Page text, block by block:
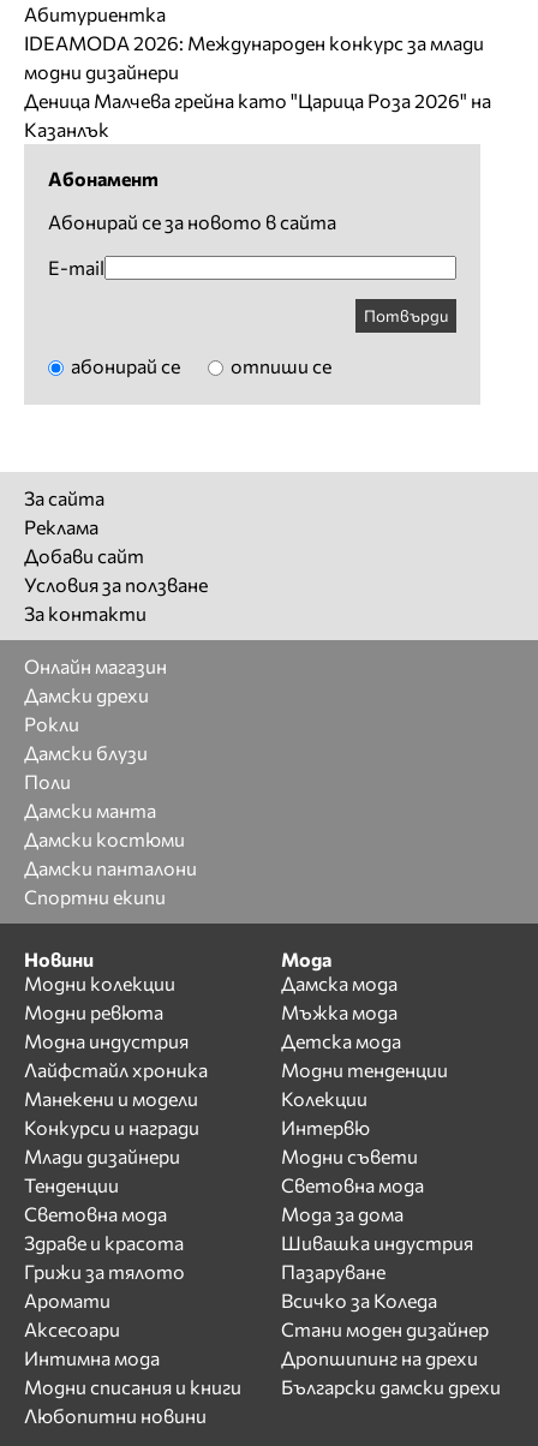
Абитуриентка
IDEAMODA 2026: Международен конкурс за млади
модни дизайнери
Деница Малчева грейна като "Царица Роза 2026" на
Казанлък
Абонамент
Абонирай се за новото в сайта
E-mail
Потвърди
абонирай се отпиши се
За сайта
Реклама
Добави сайт
Условия за ползване
За контакти
Онлайн магазин
Дамски дрехи
Рокли
Дамски блузи
Поли
Дамски манта
Дамски костюми
Дамски панталони
Спортни екипи
Новини
Модни колекции
Модни ревюта
Модна индустрия
Лайфстайл хроника
Манекени и модели
Конкурси и награди
Млади дизайнери
Тенденции
Световна мода
Здраве и красота
Грижи за тялото
Аромати
Аксесоари
Интимна мода
Модни списания и книги
Любопитни новини
Мода
Дамска мода
Мъжка мода
Детска мода
Модни тенденции
Колекции
Интервю
Модни съвети
Световна мода
Мода за дома
Шивашка индустрия
Пазаруване
Всичко за Коледа
Стани моден дизайнер
Дропшипинг на дрехи
Български дамски дрехи